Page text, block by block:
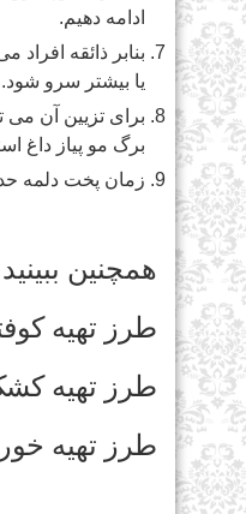
ادامه دهیم.
بنابر ذائقه افراد
یا بیشتر سرو شود.
برای تزیین آن می
برگ مو پیاز داغ
زمان پخت دلمه حدود ۳۰ دقیقه می
همچنین
طرز تهیه
طرز تهیه
طرز تهیه